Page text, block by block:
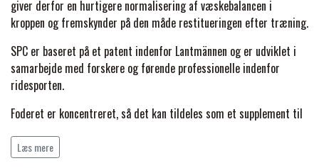
TERAPI PRODUKTER
HUER & HALSTØRKLÆDER
INSEKTBESKYTTELSE
HESTEBOLCHER & TREATS
TILSKUD & VITAMINER
TRAVDÆKKEN & TILBEHØR
SKO & VÆRKTØJ
VOGNE & TILBEHØR
PREMIER EQUINE LINERS & DÆKKEN
PREMIER EQUINE WALKER & RIDEDÆKKEN
PREMIER EQUINE INSEKTBESKYTTELSE
CARR & DAY & MARTIN
giver derfor en hurtigere normalisering af væskebalancen i
kroppen og fremskynder på den måde restitueringen efter træning.
SPC er baseret på et patent indenfor Lantmännen og er udviklet i
samarbejde med forskere og førende professionelle indenfor
ridesporten.
Foderet er koncentreret, så det kan tildeles som et supplement til
Foderet bidrager til at hesten væskebalance normaliseres
Læs mere